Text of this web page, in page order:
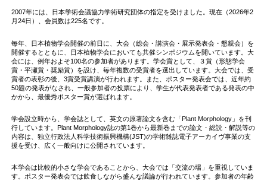
2007年には、日本学術会議協力学術研究団体の指定を受けました。現在（2026年2
月24日）、会員数は225名です。
毎年、日本植物学会開催の前日に、大会（総会・講演会・展示発表会・懇親会）を
開催するとともに、日本植物学会においても共催シンポジウムを開いています。大
会には、例年およそ100名の参加者があります。学会賞として、３賞（形態学会
賞・平瀬賞・奨励賞）を設け、毎年複数の受賞者を選出しています。大会では、受
賞者の表彰の後、3賞受賞講演が行われます。また、ポスター発表会では、近年約
50題の発表がなされ、一般参加者の投票により、学生が代表発表者である発表の中
かから、最優秀ポスター賞が選ばれます。
学会設立時から、学会誌として、英文の原著論文を含む「Plant Morphology」を刊
行しています。Plant Morphology誌の第1巻から最新巻までの論文・総説・解説等の
内容は、独立行政法人科学技術振興機構(JST)の学術雑誌電子アーカイヴ事業の支
援を受け、広く一般向けに公開されています。
本学会は比較的小さな学会であることから、大会では「交流の場」を重視していま
す。ポスター発表会では飲食しながら盛んな議論が行われています。参加者の年齢